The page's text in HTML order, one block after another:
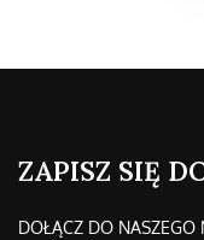
ZAPISZ SIĘ
DOŁĄCZ DO NASZEGO